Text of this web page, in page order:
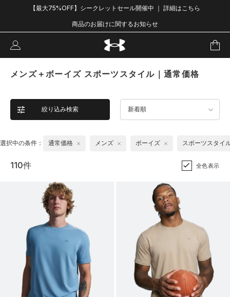
【最大75%OFF】シークレットセール開催中 ｜ 詳細はこちら
商品のお届けに関するお知らせ
メンズ＋ボーイズ スポーツスタイル｜通常価格
絞り込み検索 新着順
選択中の条件： 通常価格 メンズ ボーイズ スポーツスタイ
110件 全色表示